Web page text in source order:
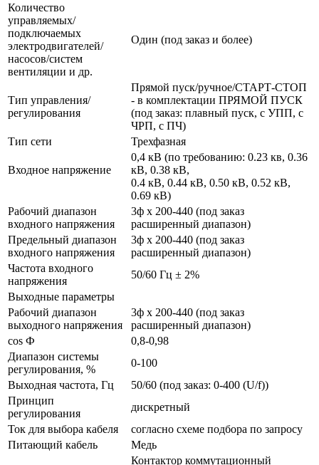
Количество
управляемых/
подключаемых
электродвигателей/
насосов/систем
вентиляции и др.
Один (под заказ и более)
Тип управления/
регулирования
Прямой пуск/ручное/СТАРТ-СТОП
- в комплектации ПРЯМОЙ ПУСК
(под заказ: плавный пуск, с УПП, с
ЧРП, с ПЧ)
Тип сети
Трехфазная
Входное напряжение
0,4 кВ (по требованию: 0.23 кв, 0.36
кВ, 0.38 кВ,
0.4 кВ, 0.44 кВ, 0.50 кВ, 0.52 кВ,
0.69 кВ)
Рабочий диапазон
входного напряжения
3ф х 200-440 (под заказ
расширенный диапазон)
Предельный диапазон
входного напряжения
3ф х 200-440 (под заказ
расширенный диапазон)
Частота входного
напряжения
50/60 Гц ± 2%
Выходные параметры
Рабочий диапазон
выходного напряжения
3ф х 200-440 (под заказ
расширенный диапазон)
cos Ф
0,8-0,98
Диапазон системы
регулирования, %
0-100
Выходная частота, Гц
50/60 (под заказ: 0-400 (U/f))
Принцип
регулирования
дискретный
Ток для выбора кабеля
согласно схеме подбора по запросу
Питающий кабель
Медь
Контактор коммутационный